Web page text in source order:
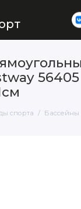
56405
спорта Бассейны